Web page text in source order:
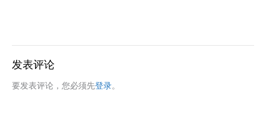
发表评论
要发表评论，您必须先登录。